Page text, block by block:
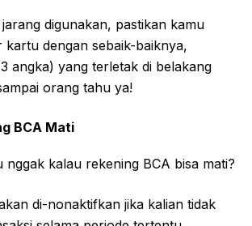
digunakan, pastikan kamu
kartu dengan sebaik-baiknya,
angka) yang terletak di belakang
orang tahu ya!
BCA Mati
nggak kalau rekening BCA bisa mati?
di-nonaktifkan jika kalian tidak